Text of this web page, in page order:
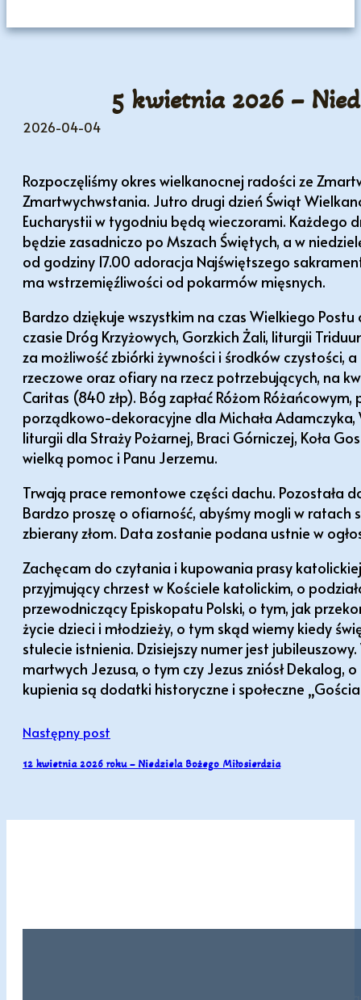
5 kwietnia 2026 –
2026-04-04
Rozpoczęliśmy okres wielkanocnej radości ze
Zmartwychwstania. Jutro drugi dzień Świąt
Eucharystii w tygodniu będą wieczorami. Każdego
będzie zasadniczo po Mszach Świętych, a w
od godziny 17.00 adoracja Najświętszego
ma wstrzemięźliwości od pokarmów mięsnych.
Bardzo dziękuje wszystkim na czas Wielkiego
czasie Dróg Krzyżowych, Gorzkich Żali, liturgii
za możliwość zbiórki żywności i środków czystości,
rzeczowe oraz ofiary na rzecz potrzebujących, na
Caritas (840 złp). Bóg zapłać Różom
porządkowo-dekoracyjne dla Michała Adamczyka,
liturgii dla Straży Pożarnej, Braci Górniczej, Koła
wielką pomoc i Panu Jerzemu.
Trwają prace remontowe części dachu. Pozostała
Bardzo proszę o ofiarność, abyśmy mogli w ratach
zbierany złom. Data zostanie podana ustnie w
Zachęcam do czytania i kupowania prasy
przyjmujący chrzest w Kościele katolickim, o
przewodniczący Episkopatu Polski, o tym, jak
życie dzieci i młodzieży, o tym skąd wiemy kiedy
stulecie istnienia. Dzisiejszy numer jest
martwych Jezusa, o tym czy Jezus zniósł
kupienia są dodatki historyczne i społeczne
Następny post
12 kwietnia 2026 roku – Niedziela Bożego Miłosierdzia